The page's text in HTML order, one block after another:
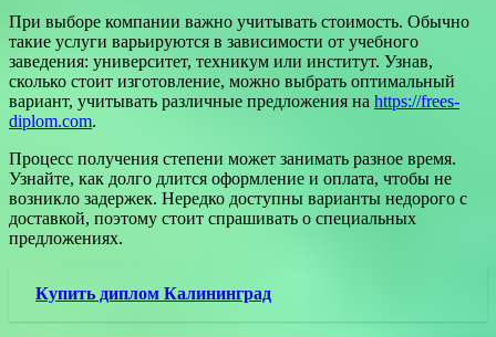
При выборе компании важно учитывать стоимость. Обычно
такие услуги варьируются в зависимости от учебного
заведения: университет, техникум или институт. Узнав,
сколько стоит изготовление, можно выбрать оптимальный
вариант, учитывать различные предложения на https://frees-
diplom.com.
Процесс получения степени может занимать разное время.
Узнайте, как долго длится оформление и оплата, чтобы не
возникло задержек. Нередко доступны варианты недорого с
доставкой, поэтому стоит спрашивать о специальных
предложениях.
Купить диплом Калининград